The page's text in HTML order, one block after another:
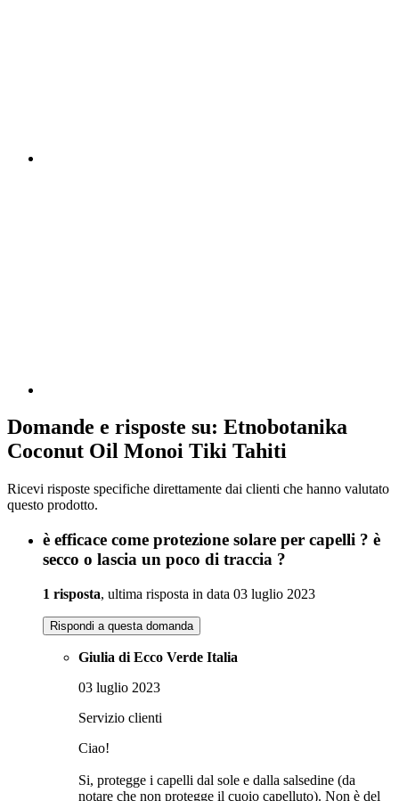
Domande e risposte su: Etnobotanika
Coconut Oil Monoi Tiki Tahiti
Ricevi risposte specifiche direttamente dai clienti che hanno valutato
questo prodotto.
è efficace come protezione solare per capelli ? è
secco o lascia un poco di traccia ?
1 risposta, ultima risposta in data 03 luglio 2023
Rispondi a questa domanda
Giulia di Ecco Verde Italia
03 luglio 2023
Servizio clienti
Ciao!
Si, protegge i capelli dal sole e dalla salsedine (da
notare che non protegge il cuoio capelluto). Non è del